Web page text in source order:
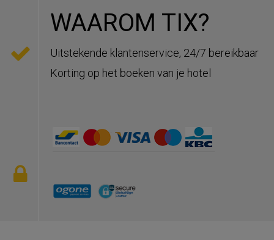
WAAROM TIX?
Uitstekende klantenservice, 24/7 bereikbaar
Korting op het boeken van je hotel